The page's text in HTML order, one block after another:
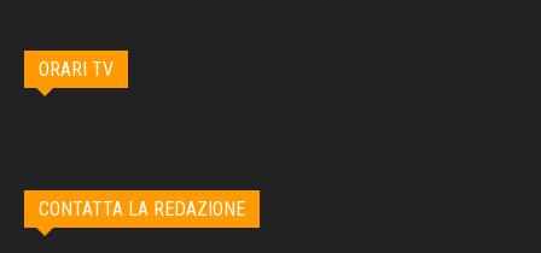
ORARI TV
CONTATTA LA REDAZIONE